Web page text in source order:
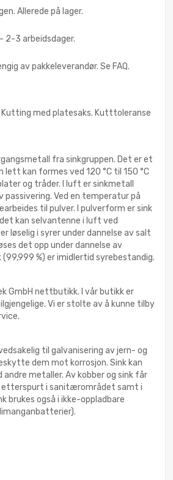
Allerede på lager.
2-3 arbeidsdager.
av pakkeleverandør. Se FAQ.
med platesaks. Kutttoleranse
fra sinkgruppen. Det er et
kan formes ved 120 °C til 150 °C
og tråder. I luft er sinkmetall
passivering. Ved en temperatur på
til pulver. I pulverform er sink
kan selvantenne i luft ved
løselig i syrer under dannelse av salt
det opp under dannelse av
%) er imidlertid syrebestandig.
GmbH nettbutikk. I vår butikk er
Vi er stolte av å kunne tilby
til galvanisering av jern- og
dem mot korrosjon. Sink kan
metaller. Av kobber og sink får
etterspurt i sanitærområdet samt i
brukes også i ikke-oppladbare